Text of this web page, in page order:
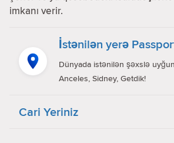
imkanı verir.
İstənilən yerə
Dünyada istənilən şəxslə
Anceles, Sidney, Getdik!
Cari Yeriniz